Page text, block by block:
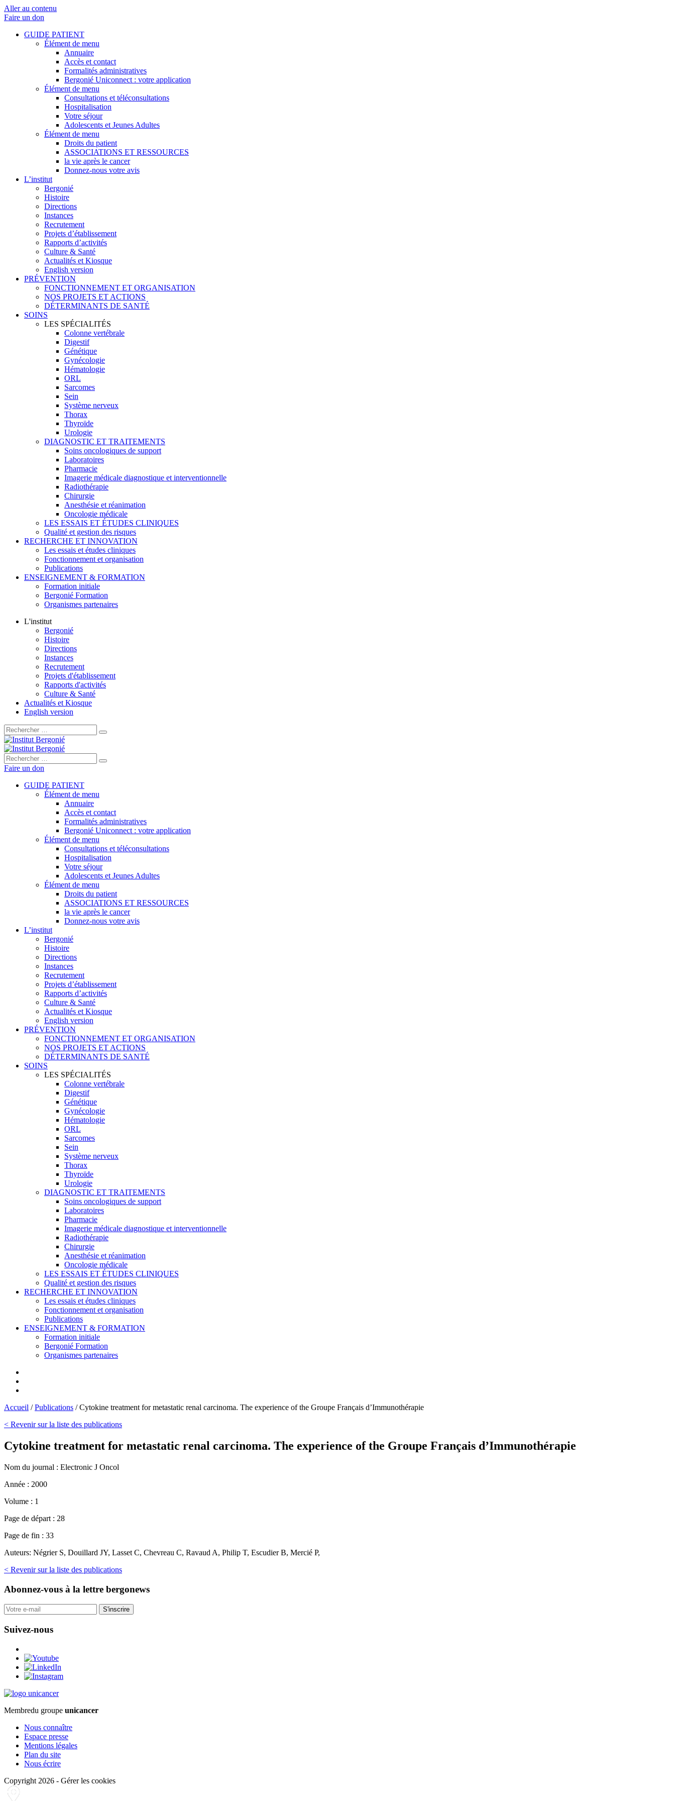
Aller au contenu
Faire un don
GUIDE PATIENT
Élément de menu
Annuaire
Accès et contact
Formalités administratives
Bergonié Uniconnect : votre application
Élément de menu
Consultations et téléconsultations
Hospitalisation
Votre séjour
Adolescents et Jeunes Adultes
Élément de menu
Droits du patient
ASSOCIATIONS ET RESSOURCES
la vie après le cancer
Donnez-nous votre avis
L’institut
Bergonié
Histoire
Directions
Instances
Recrutement
Projets d’établissement
Rapports d’activités
Culture & Santé
Actualités et Kiosque
English version
PRÉVENTION
FONCTIONNEMENT ET ORGANISATION
NOS PROJETS ET ACTIONS
DÉTERMINANTS DE SANTÉ
SOINS
LES SPÉCIALITÉS
Colonne vertébrale
Digestif
Génétique
Gynécologie
Hématologie
ORL
Sarcomes
Sein
Système nerveux
Thorax
Thyroïde
Urologie
DIAGNOSTIC ET TRAITEMENTS
Soins oncologiques de support
Laboratoires
Pharmacie
Imagerie médicale diagnostique et interventionnelle
Radiothérapie
Chirurgie
Anesthésie et réanimation
Oncologie médicale
LES ESSAIS ET ÉTUDES CLINIQUES
Qualité et gestion des risques
RECHERCHE ET INNOVATION
Les essais et études cliniques
Fonctionnement et organisation
Publications
ENSEIGNEMENT & FORMATION
Formation initiale
Bergonié Formation
Organismes partenaires
L'institut
Bergonié
Histoire
Directions
Instances
Recrutement
Projets d'établissement
Rapports d'activités
Culture & Santé
Actualités et Kiosque
English version
Rechercher :
Rechercher :
Faire un don
GUIDE PATIENT
Élément de menu
Annuaire
Accès et contact
Formalités administratives
Bergonié Uniconnect : votre application
Élément de menu
Consultations et téléconsultations
Hospitalisation
Votre séjour
Adolescents et Jeunes Adultes
Élément de menu
Droits du patient
ASSOCIATIONS ET RESSOURCES
la vie après le cancer
Donnez-nous votre avis
L’institut
Bergonié
Histoire
Directions
Instances
Recrutement
Projets d’établissement
Rapports d’activités
Culture & Santé
Actualités et Kiosque
English version
PRÉVENTION
FONCTIONNEMENT ET ORGANISATION
NOS PROJETS ET ACTIONS
DÉTERMINANTS DE SANTÉ
SOINS
LES SPÉCIALITÉS
Colonne vertébrale
Digestif
Génétique
Gynécologie
Hématologie
ORL
Sarcomes
Sein
Système nerveux
Thorax
Thyroïde
Urologie
DIAGNOSTIC ET TRAITEMENTS
Soins oncologiques de support
Laboratoires
Pharmacie
Imagerie médicale diagnostique et interventionnelle
Radiothérapie
Chirurgie
Anesthésie et réanimation
Oncologie médicale
LES ESSAIS ET ÉTUDES CLINIQUES
Qualité et gestion des risques
RECHERCHE ET INNOVATION
Les essais et études cliniques
Fonctionnement et organisation
Publications
ENSEIGNEMENT & FORMATION
Formation initiale
Bergonié Formation
Organismes partenaires
Accueil /Publications /Cytokine treatment for metastatic renal carcinoma. The experience of the Groupe Français d’Immunothérapie
< Revenir sur la liste des publications
Cytokine treatment for metastatic renal carcinoma. The experience of the Groupe Français d’Immunothérapie
Nom du journal : Electronic J Oncol
Année : 2000
Volume : 1
Page de départ : 28
Page de fin : 33
Auteurs: Négrier S, Douillard JY, Lasset C, Chevreau C, Ravaud A, Philip T, Escudier B, Mercié P,
< Revenir sur la liste des publications
Abonnez-vous à la lettre bergonews
S'inscrire
Suivez-nous
Membredu groupe unicancer
Nous connaître
Espace presse
Mentions légales
Plan du site
Nous écrire
Copyright 2026 - Gérer les cookies